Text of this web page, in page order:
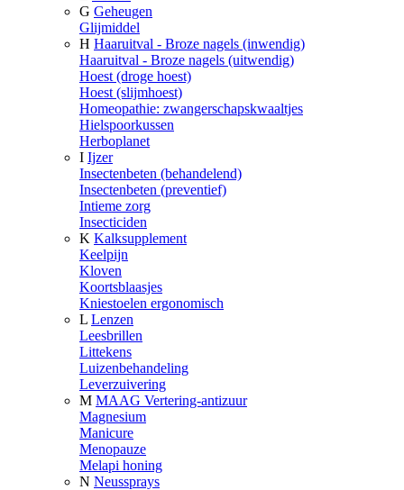
G Geheugen
Glijmiddel
H Haaruitval - Broze nagels (inwendig)
Haaruitval - Broze nagels (uitwendig)
Hoest (droge hoest)
Hoest (slijmhoest)
Homeopathie: zwangerschapskwaaltjes
Hielspoorkussen
Herboplanet
I Ijzer
Insectenbeten (behandelend)
Insectenbeten (preventief)
Intieme zorg
Insecticiden
K Kalksupplement
Keelpijn
Kloven
Koortsblaasjes
Kniestoelen ergonomisch
L Lenzen
Leesbrillen
Littekens
Luizenbehandeling
Leverzuivering
M MAAG Vertering-antizuur
Magnesium
Manicure
Menopauze
Melapi honing
N Neussprays